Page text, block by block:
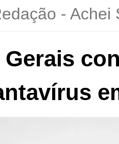
- Achei
Gerais